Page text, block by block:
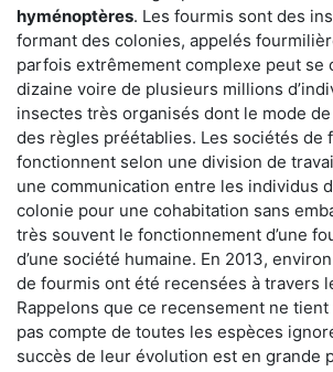
hyménoptères. Les fourmis sont des
formant des colonies, appelés
parfois extrêmement complexe peut se
dizaine voire de plusieurs millions
insectes très organisés dont le mode
des règles préétablies. Les sociétés de
fonctionnent selon une division de
une communication entre les individus
colonie pour une cohabitation sans
très souvent le fonctionnement d’une
d’une société humaine. En 2013,
de fourmis ont été recensées à travers
Rappelons que ce recensement ne
pas compte de toutes les espèces
succès de leur évolution est en grande